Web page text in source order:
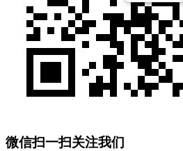
微信扫一扫关注我们